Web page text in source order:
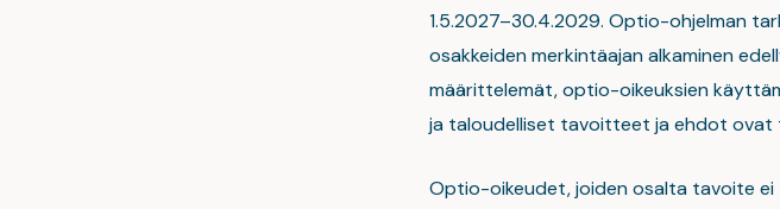
1.5.2027–30.4.2029. Optio-ohjelman
osakkeiden merkintäajan alkaminen
määrittelemät, optio-oikeuksien
ja taloudelliset tavoitteet ja ehdot
Optio-oikeudet, joiden osalta tavoite